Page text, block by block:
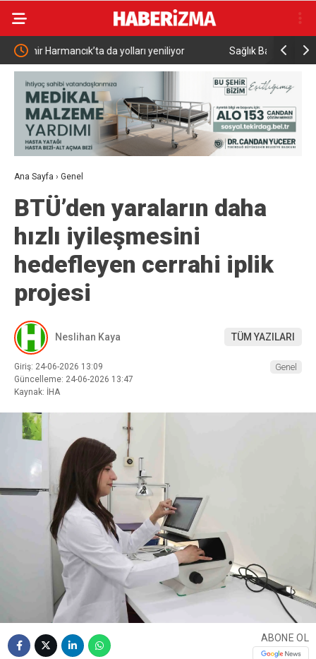
Sağlık Bakanı Memişoğlu Batman Sağlık
Yatırımlarını İnceledi
Ana Sayfa › Genel
BTÜ’den yaraların daha
hızlı iyileşmesini
hedefleyen cerrahi iplik
projesi
Neslihan Kaya TÜM YAZILARI
Giriş: 24-06-2026 13:09
Güncelleme: 24-06-2026 13:47
Kaynak: İHA
Genel
ABONE OL